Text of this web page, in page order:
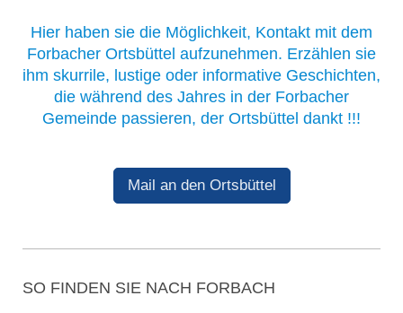
Hier haben sie die Möglichkeit, Kontakt mit dem
Forbacher Ortsbüttel aufzunehmen. Erzählen sie
ihm skurrile, lustige oder informative Geschichten,
die während des Jahres in der Forbacher
Gemeinde passieren, der Ortsbüttel dankt !!!
Mail an den Ortsbüttel
SO FINDEN SIE NACH FORBACH